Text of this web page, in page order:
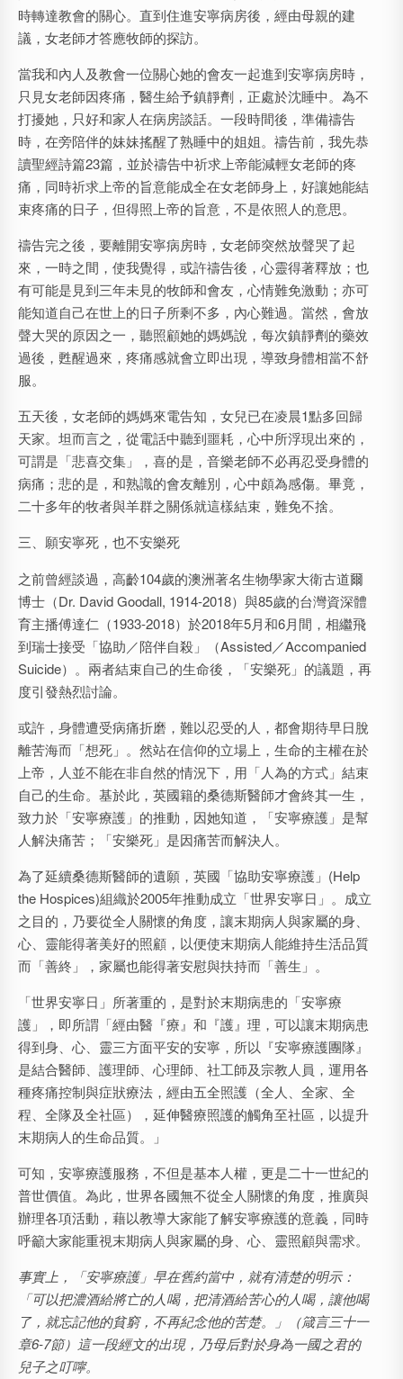
時轉達教會的關心。直到住進安寧病房後，經由母親的建
議，女老師才答應牧師的探訪。
當我和內人及教會一位關心她的會友一起進到安寧病房時，
只見女老師因疼痛，醫生給予鎮靜劑，正處於沈睡中。為不
打擾她，只好和家人在病房談話。一段時間後，準備禱告
時，在旁陪伴的妹妹搖醒了熟睡中的姐姐。禱告前，我先恭
讀聖經詩篇23篇，並於禱告中祈求上帝能減輕女老師的疼
痛，同時祈求上帝的旨意能成全在女老師身上，好讓她能結
束疼痛的日子，但得照上帝的旨意，不是依照人的意思。
禱告完之後，要離開安寧病房時，女老師突然放聲哭了起
來，一時之間，使我覺得，或許禱告後，心靈得著釋放；也
有可能是見到三年未見的牧師和會友，心情難免激動；亦可
能知道自己在世上的日子所剩不多，內心難過。當然，會放
聲大哭的原因之一，聽照顧她的媽媽說，每次鎮靜劑的藥效
過後，甦醒過來，疼痛感就會立即出現，導致身體相當不舒
服。
五天後，女老師的媽媽來電告知，女兒已在凌晨1點多回歸
天家。坦而言之，從電話中聽到噩耗，心中所浮現出來的，
可謂是「悲喜交集」，喜的是，音樂老師不必再忍受身體的
病痛；悲的是，和熟識的會友離別，心中頗為感傷。畢竟，
二十多年的牧者與羊群之關係就這樣結束，難免不捨。
三、願安寧死，也不安樂死
之前曾經談過，高齡104歲的澳洲著名生物學家大衛古道爾
博士（Dr. David Goodall, 1914-2018）與85歲的台灣資深體
育主播傅達仁（1933-2018）於2018年5月和6月間，相繼飛
到瑞士接受「協助／陪伴自殺」（Assisted／Accompanied
Suicide）。兩者結束自己的生命後，「安樂死」的議題，再
度引發熱烈討論。
或許，身體遭受病痛折磨，難以忍受的人，都會期待早日脫
離苦海而「想死」。然站在信仰的立場上，生命的主權在於
上帝，人並不能在非自然的情況下，用「人為的方式」結束
自己的生命。基於此，英國籍的桑德斯醫師才會終其一生，
致力於「安寧療護」的推動，因她知道，「安寧療護」是幫
人解決痛苦；「安樂死」是因痛苦而解決人。
為了延續桑德斯醫師的遺願，英國「協助安寧療護」(Help
the Hospices)組織於2005年推動成立「世界安寧日」。成立
之目的，乃要從全人關懷的角度，讓末期病人與家屬的身、
心、靈能得著美好的照顧，以便使末期病人能維持生活品質
而「善終」，家屬也能得著安慰與扶持而「善生」。
「世界安寧日」所著重的，是對於末期病患的「安寧療
護」，即所謂「經由醫『療』和『護』理，可以讓末期病患
得到身、心、靈三方面平安的安寧，所以『安寧療護團隊』
是結合醫師、護理師、心理師、社工師及宗教人員，運用各
種疼痛控制與症狀療法，經由五全照護（全人、全家、全
程、全隊及全社區），延伸醫療照護的觸角至社區，以提升
末期病人的生命品質。」
可知，安寧療護服務，不但是基本人權，更是二十一世紀的
普世價值。為此，世界各國無不從全人關懷的角度，推廣與
辦理各項活動，藉以教導大家能了解安寧療護的意義，同時
呼籲大家能重視末期病人與家屬的身、心、靈照顧與需求。
事實上，「安寧療護」早在舊約當中，就有清楚的明示：
「可以把濃酒給將亡的人喝，把清酒給苦心的人喝，讓他喝
了，就忘記他的貧窮，不再紀念他的苦楚。
」（箴言三十一
章6-7節）這一段經文的出現，乃母后對於身為一國之君的
兒子之叮嚀。